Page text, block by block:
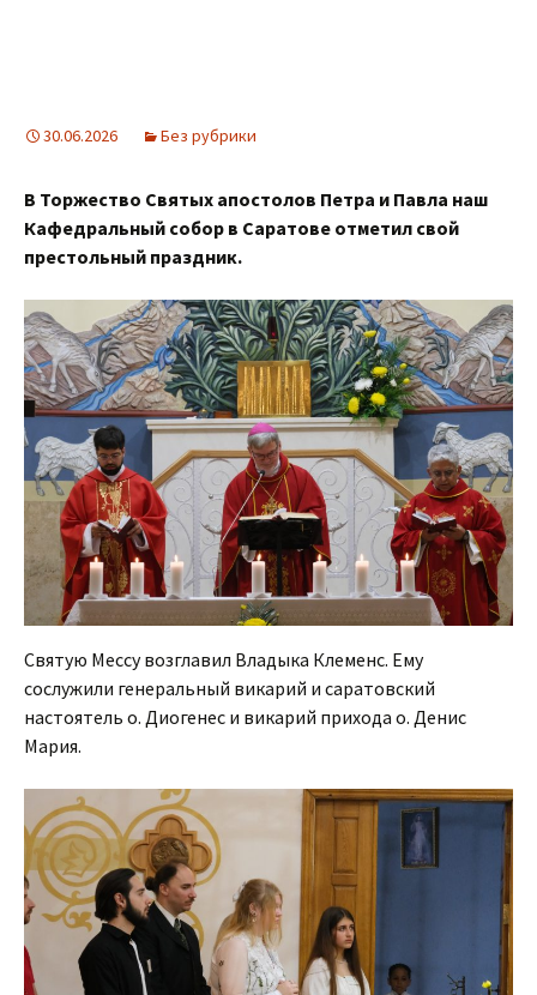
30.06.2026 Без рубрики
В Торжество Святых апостолов Петра и Павла наш
Кафедральный собор в Саратове отметил свой
престольный праздник.
Святую Мессу возглавил Владыка Клеменс. Ему
сослужили генеральный викарий и саратовский
настоятель о. Диогенес и викарий прихода о. Денис
Мария.